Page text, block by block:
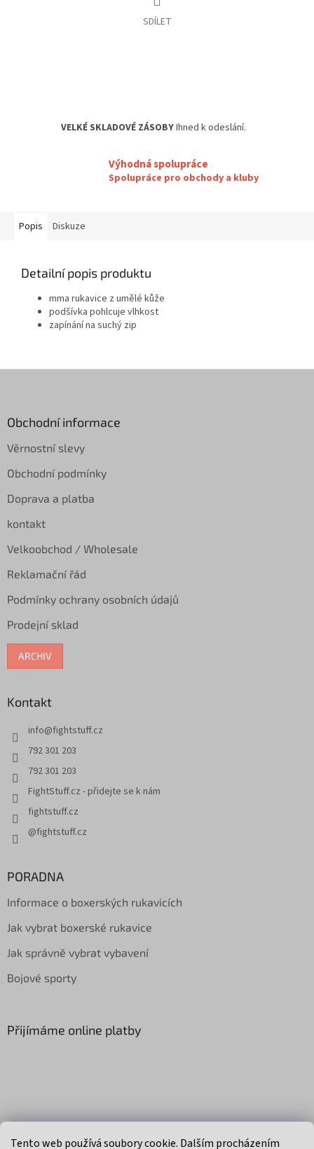
Tento web používá soubory cookie. Dalším procházením
SDÍLET
VELKÉ SKLADOVÉ ZÁSOBYIhned k odeslání.
Výhodná spolupráce
Spolupráce pro obchody a kluby
Popis Diskuze
Detailní popis produktu
mma rukavice z umělé kůže
podšívka pohlcuje vlhkost
zapínání na suchý zip
Obchodní informace
Věrnostní slevy
Obchodní podmínky
Doprava a platba
kontakt
Velkoobchod / Wholesale
Reklamační řád
Podmínky ochrany osobních údajů
Prodejní sklad
ARCHIV
Kontakt
info@fightstuff.cz
792 301 203
792 301 203
FightStuff.cz - přidejte se k nám
fightstuff.cz
@fightstuff.cz
PORADNA
Informace o boxerských rukavicích
Jak vybrat boxerské rukavice
Jak správně vybrat vybavení
Bojové sporty
Přijímáme online platby